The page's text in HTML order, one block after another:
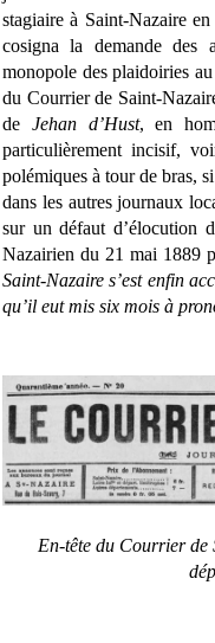
stagiaire à Saint-Nazaire
cosigna la demande des
monopole des plaidoiries
du Courrier de Saint-
de Jehan d’Hust, en
particulièrement incisif,
polémiques à tour de bras,
dans les autres journaux
sur un défaut d’élocution
Nazairien du 21 mai 1889
Saint-Nazaire s’est enfin
qu’il eut mis six mois à
En-tête du Courrier de